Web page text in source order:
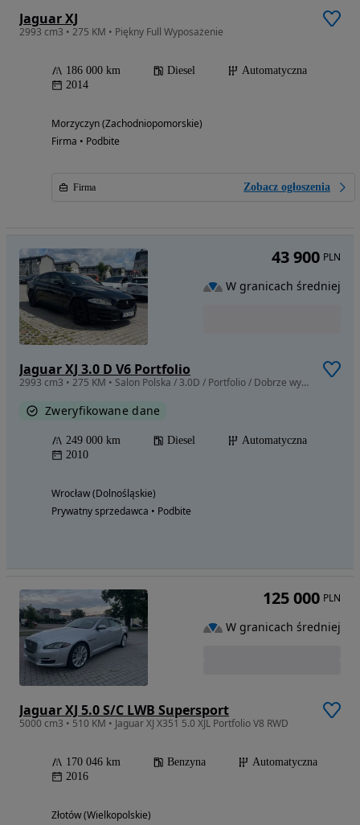
Jaguar XJ
2993 cm3 • 275 KM • Piękny Full Wyposażenie
186 000 km Diesel
Automatyczna
2014
Morzyczyn (Zachodniopomorskie)
Firma • Podbite
Firma Zobacz ogłoszenia
Jaguar XJ 3.0 D V6 Portfolio
2993 cm3 • 275 KM • Salon Polska / 3.0D / Portfolio / Dobrze wyposażony / 5 lat u mnie
Zweryfikowane dane
249 000 km Diesel
Automatyczna
2010
Wrocław (Dolnośląskie)
Prywatny sprzedawca • Podbite
43 900 PLN
W granicach średniej
Jaguar XJ 5.0 S/C LWB Supersport
5000 cm3 • 510 KM • Jaguar XJ X351 5.0 XJL Portfolio V8 RWD
170 046 km Benzyna
Automatyczna
2016
Złotów (Wielkopolskie)
125 000 PLN
W granicach średniej